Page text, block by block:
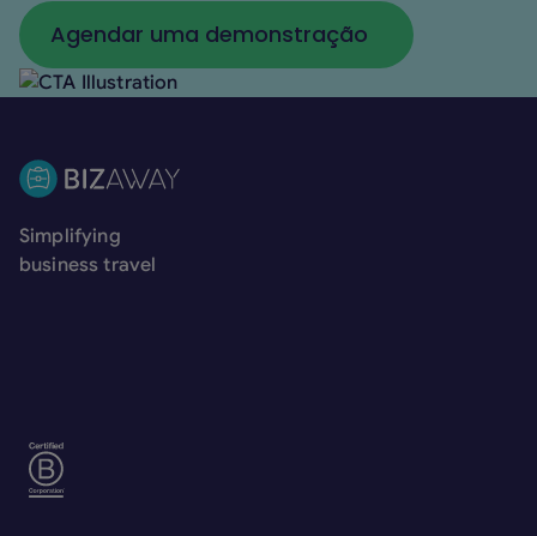
Agendar uma demonstração
Agendar uma demonstração
Simplifying
business travel